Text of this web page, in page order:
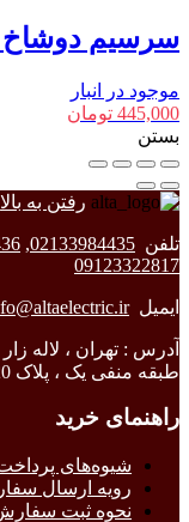
سرسیم دوشاخ 2.5 قطر 4
موجود در انبار
445,000 تومان
بستن
رفتن به بالا
تلفن 02133984435
,
09123322817
ایمیل
آدرس : تهران ، لاله
طبقه منفی یک ، پلاک 20
راهنمای خرید
شیوه‌های
رویه ارسال
نحوه ثبت